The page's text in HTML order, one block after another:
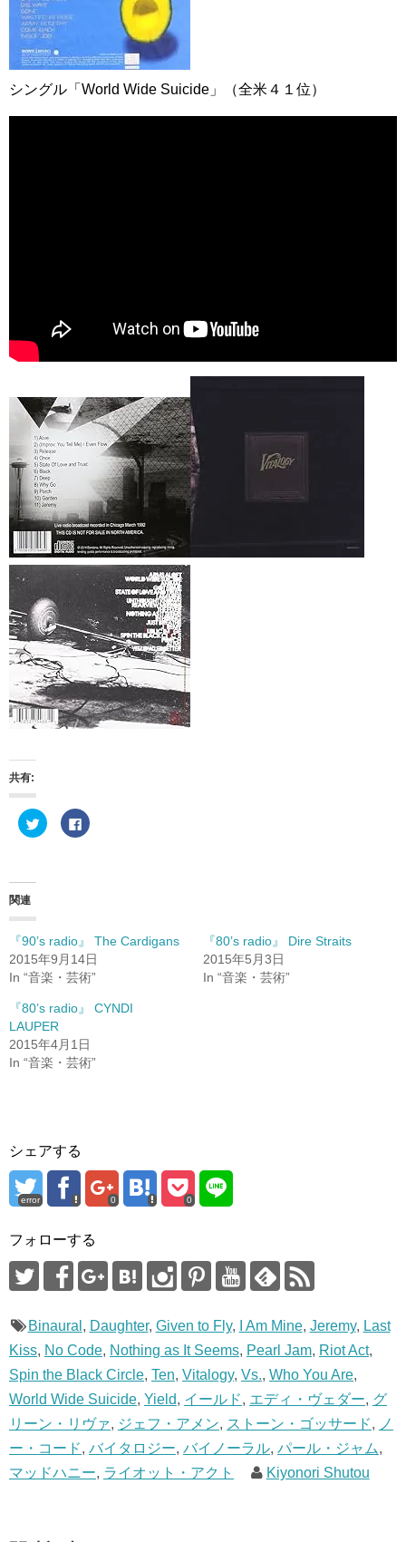
シングル「World Wide Suicide」（全米４１位）
共有:
ク
リ
e
r
で
共
有
新
し
い
ウ
ィ
ン
ド
)
F
a
る
に
は
ク
て
く
だ
さ
ド
ウ
で
開
き
す
)
関連
『90’s radio』 The Cardigans
2015年9月14日
In “音楽・芸術”
『80’s radio』 Dire Straits
2015年5月3日
In “音楽・芸術”
『80’s radio』 CYNDI
LAUPER
2015年4月1日
In “音楽・芸術”
シェアする
error 0 0
フォローする
Binaural , Daughter, Given to Fly, I Am Mine, Jeremy, Last
Kiss, No Code, Nothing as It Seems, Pearl Jam, Riot Act,
Spin the Black Circle, Ten, Vitalogy, Vs., Who You Are,
World Wide Suicide, Yield, イールド, エディ・ヴェダー, グ
リーン・リヴァ, ジェフ・アメン, ストーン・ゴッサード, ノ
ー・コード, バイタロジー, バイノーラル, パール・ジャム,
マッドハニー, ライオット・アクト Kiyonori Shutou